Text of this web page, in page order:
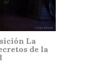
La
de la